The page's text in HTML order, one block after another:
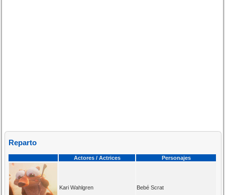
Reparto
Actores / Actrices Personajes
Kari Wahlgren Bebé Scrat